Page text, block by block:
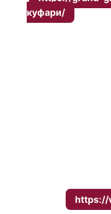
куфари/
https://